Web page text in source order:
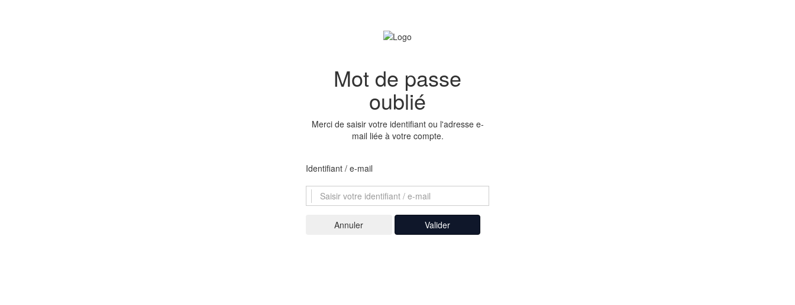
Mot de passe
oublié
Merci de saisir votre identifiant ou l'adresse e-
mail liée à votre compte.
Identifiant / e-mail
Valider